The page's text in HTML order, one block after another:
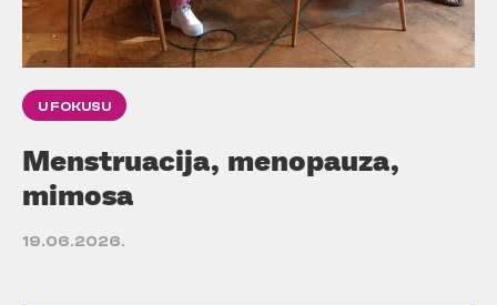
U FOKUSU
Menstruacija, menopauza,
mimosa
19.06.2026.